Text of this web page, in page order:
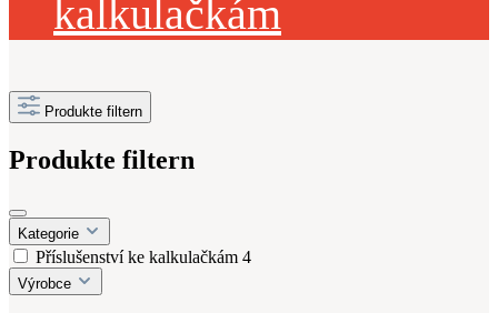
kalkulačkám
Produkte filtern
Produkte filtern
Kategorie
Příslušenství ke kalkulačkám 4
Výrobce